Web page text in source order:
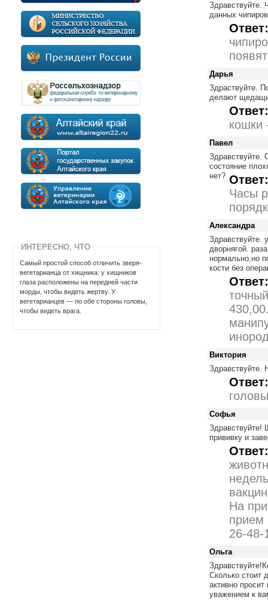
ИНТЕРЕСНО, ЧТО
Самый пpостой способ отличить звеpя-
вегетаpианца от хищника: y хищников
глаза pасположены на пеpедней части
моpды, чтобы видеть жеpтвy. У
вегетаpианцев — по обе стоpоны головы,
чтобы видеть вpага.
Здравствуйте.
данных
Ответ:
Дарья
Здраствуйте.
делают
Ответ:
кошки
Павел
Здравствуйте.
состояние
нет? Ответ:
Часы
Александра
Здравствуйте.
дворнягой.
нормально,но
кости без
Ответ:
Виктория
Здравствуйте.
Ответ:
Софья
Здравствуйте!
прививку и
Ответ:
На
прием
26-48-
Ольга
Сколько стоит
активно
уважением к